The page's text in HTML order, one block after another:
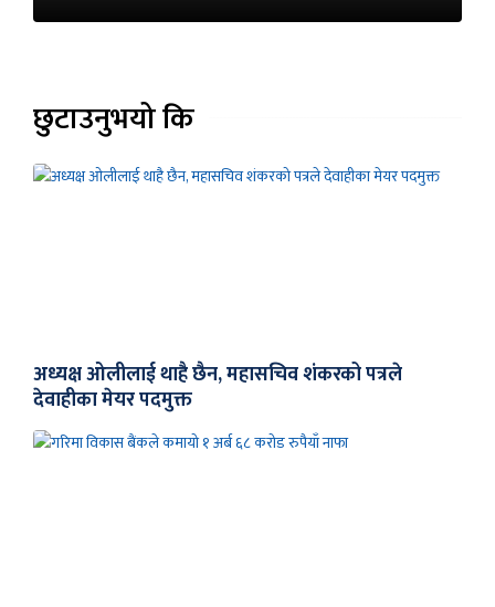
छुटाउनुभयो कि
अध्यक्ष ओलीलाई थाहै छैन, महासचिव शंकरको पत्रले
देवाहीका मेयर पदमुक्त